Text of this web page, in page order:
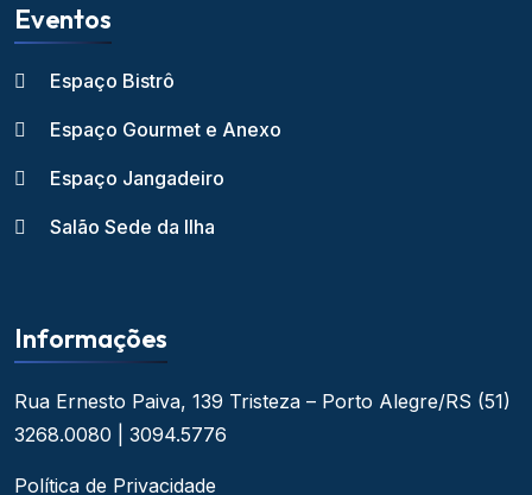
Eventos
Espaço Bistrô
Espaço Gourmet e Anexo
Espaço Jangadeiro
Salão Sede da Ilha
Informações
Rua Ernesto Paiva, 139 Tristeza – Porto Alegre/RS (51)
3268.0080 | 3094.5776
Política de Privacidade